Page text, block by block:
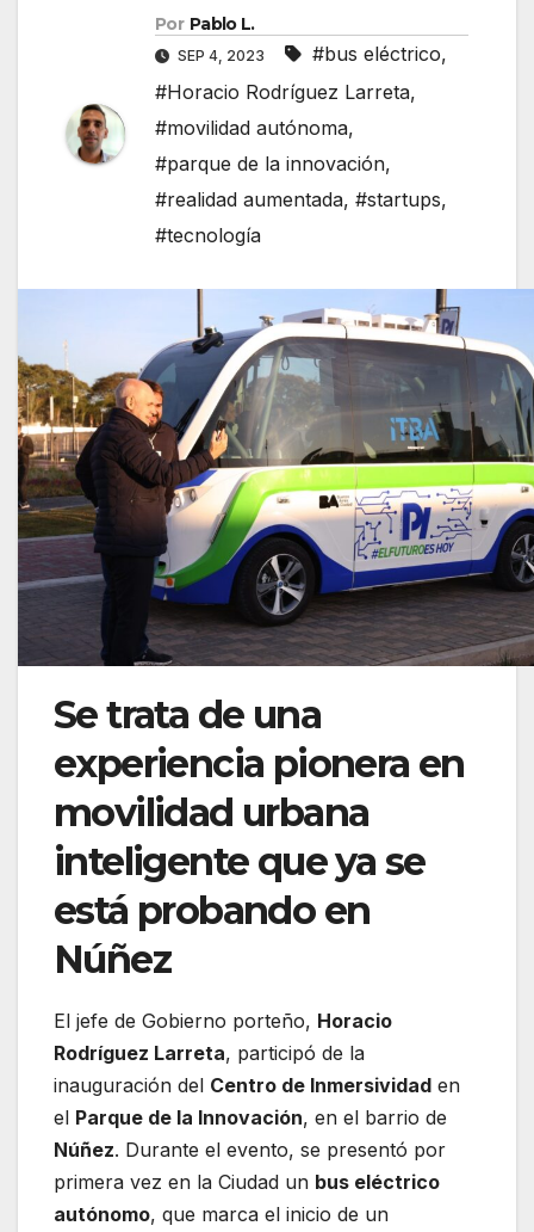
Por Pablo L.
SEP 4, 2023 #bus eléctrico,
#Horacio Rodríguez Larreta,
#movilidad autónoma,
#parque de la innovación,
#realidad aumentada, #startups,
#tecnología
Se trata de una
experiencia pionera en
movilidad urbana
inteligente que ya se
está probando en
Núñez
El jefe de Gobierno porteño, Horacio
Rodríguez Larreta, participó de la
inauguración del Centro de Inmersividad en
el Parque de la Innovación, en el barrio de
Núñez. Durante el evento, se presentó por
primera vez en la Ciudad un bus eléctrico
autónomo, que marca el inicio de un